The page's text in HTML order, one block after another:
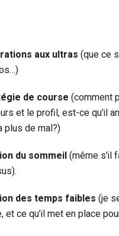
aux ultras (que ce
de course (comment
et le profil, est-ce qu’il
plus de mal?)
du sommeil(même s’il
des temps faibles (je
ce qu’il met en place